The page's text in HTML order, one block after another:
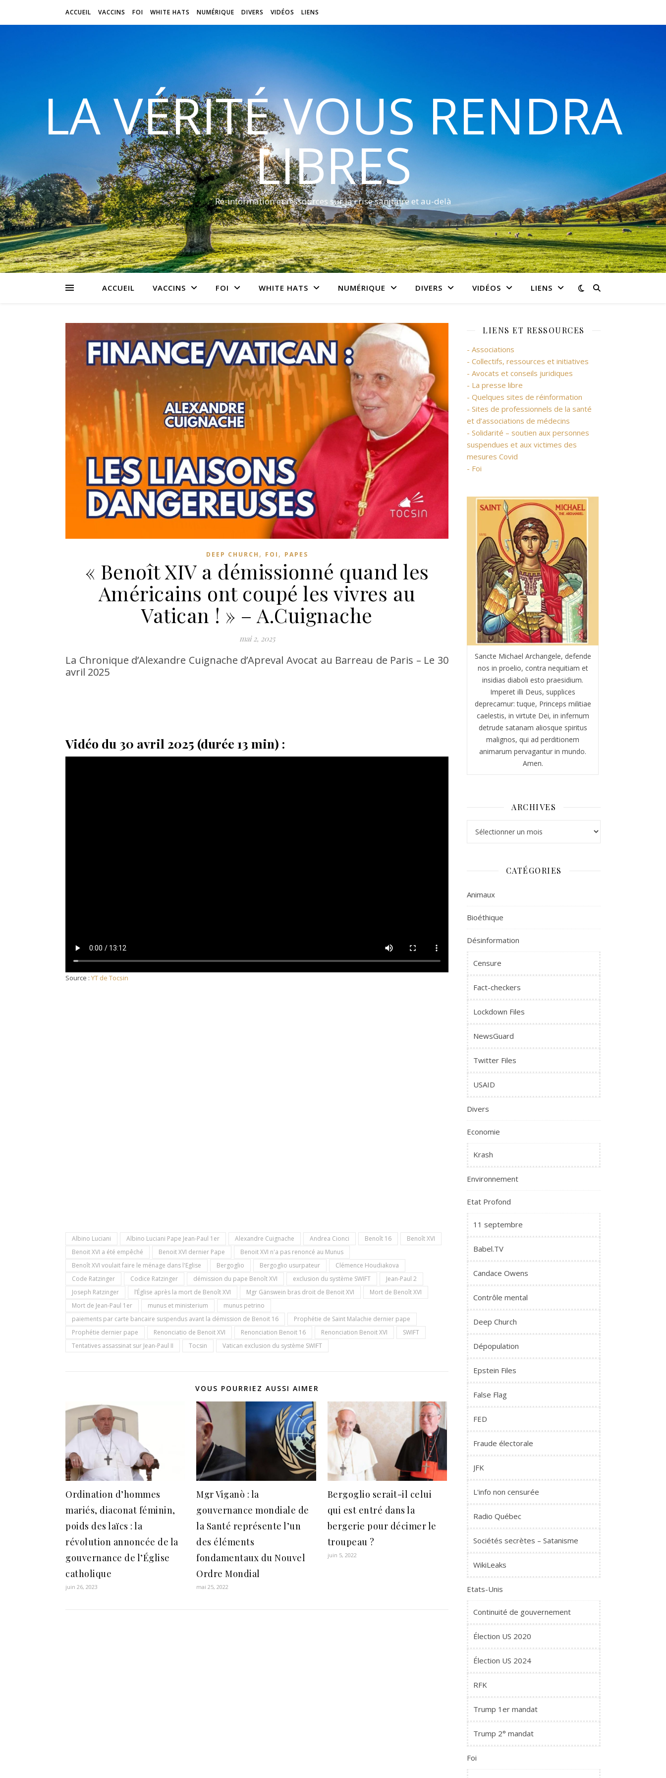
ACCUEIL VACCINS FOI WHITE HATS NUMÉRIQUE DIVERS VIDÉOS LIENS
LA VÉRITÉ VOUS RENDRA
LIBRES
Ré-information et ressources sur la crise sanitaire et au-delà
ACCUEIL VACCINS FOI WHITE HATS NUMÉRIQUE DIVERS VIDÉOS LIENS
DEEP CHURCH , FOI , PAPES
« Benoît XIV a démissionné quand les
Américains ont coupé les vivres au
Vatican ! » – A.Cuignache
mai 2, 2025
La Chronique d’Alexandre Cuignache d’Apreval Avocat au Barreau de Paris – Le 30
avril 2025
Vidéo du 30 avril 2025 (durée 13 min) :
Source : YT de Tocsin
Albino Luciani Albino Luciani Pape Jean-Paul 1er Alexandre Cuignache Andrea Cionci Benoît 16
Benoît XVI
Benoit XVI a été empêché
Benoit XVI dernier Pape
Benoit XVI n'a pas renoncé au Munus
Benoît XVI voulait faire le ménage dans l'Eglise
Bergoglio Bergoglio usurpateur
Clémence Houdiakova
Code Ratzinger
Codice Ratzinger démission du pape Benoît XVI exclusion du système SWIFT
Jean-Paul 2
Joseph Ratzinger
l’Église après la mort de Benoît XVI Mgr Gänswein bras droit de Benoit XVI
Mort de Benoît XVI
Mort de Jean-Paul 1er
munus et ministerium
munus petrino
paiements par carte bancaire suspendus avant la démission de Benoit 16
Prophétie de Saint Malachie dernier pape
Prophétie dernier pape
Renonciatio de Benoit XVI Renonciation Benoit 16 Renonciation Benoit XVI
SWIFT
Tentatives assassinat sur Jean-Paul II
Tocsin Vatican exclusion du système SWIFT
VOUS POURRIEZ AUSSI AIMER
Ordination d’hommes
mariés, diaconat féminin,
poids des laïcs : la
révolution annoncée de la
gouvernance de l’Église
catholique
juin 26, 2023
Mgr Viganò : la
gouvernance mondiale de
la Santé représente l’un
des éléments
fondamentaux du Nouvel
Ordre Mondial
mai 25, 2022
Bergoglio serait-il celui
qui est entré dans la
bergerie pour décimer le
troupeau ?
juin 5, 2022
LIENS ET RESSOURCES
- Associations
- Collectifs, ressources et initiatives
- Avocats et conseils juridiques
- La presse libre
- Quelques sites de réinformation
- Sites de professionnels de la santé
et d’associations de médecins
- Solidarité – soutien aux personnes
suspendues et aux victimes des
mesures Covid
- Foi
Sancte Michael Archangele, defende
nos in proelio, contra nequitiam et
insidias diaboli esto praesidium.
Imperet illi Deus, supplices
deprecamur: tuque, Princeps militiae
caelestis, in virtute Dei, in infernum
detrude satanam aliosque spiritus
malignos, qui ad perditionem
animarum pervagantur in mundo.
Amen.
ARCHIVES
CATÉGORIES
Animaux
Bioéthique
Désinformation
Censure
Fact-checkers
Lockdown Files
NewsGuard
Twitter Files
USAID
Divers
Economie
Krash
Environnement
Etat Profond
11 septembre
Babel.TV
Candace Owens
Contrôle mental
Deep Church
Dépopulation
Epstein Files
False Flag
FED
Fraude électorale
JFK
L'info non censurée
Radio Québec
Sociétés secrètes – Satanisme
WikiLeaks
Etats-Unis
Continuité de gouvernement
Élection US 2020
Élection US 2024
RFK
Trump 1er mandat
Trump 2° mandat
Foi